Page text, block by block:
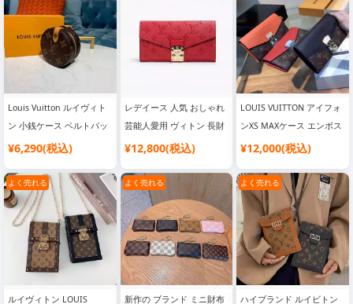
登場 サイズ：
19.5×10.5×2.5cm。
max ケース クリスマス風
ストラップ付き レザー製
アイフォン8 7plus携帯カ
量 ビジネスバッグ
Louis Vuitton ルイヴィト
ン 小銭ケース ベルトバッ
グ 小銭入れ モノグラム 財
ゴ 革 斜めがけバッグ 大人
気 海外販売
¥6,290(税込)
レデイース 人気 おしゃれ
芸能人愛用 ヴィトン 長財
布 ビジネス風 流行り
¥12,800(税込)
LOUIS VUITTON アイフォ
ンXS MAXケース エンボス
加工 LV iPhoneXR XS
¥12,000(税込)
よく売れる
ルイヴィトン LOUIS
よく売れる
新作の ブランド ミニ財布
よく売れる
ハイブランド ルイビトン